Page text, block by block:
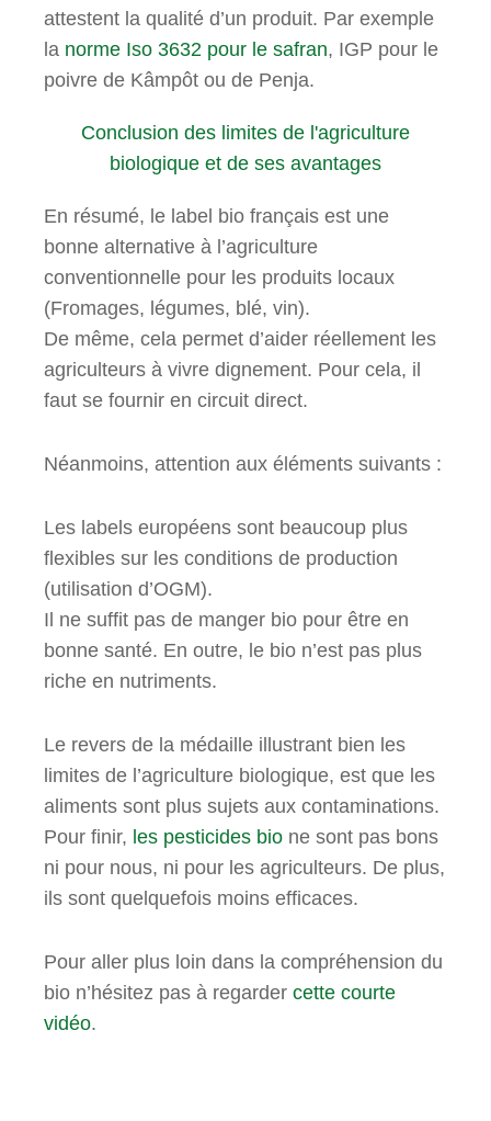
attestent la qualité d’un produit. Par exemple
la norme Iso 3632 pour le safran, IGP pour le
poivre de Kâmpôt ou de Penja.
Conclusion des limites de l'agriculture
biologique et de ses avantages
En résumé, le label bio français est une
bonne alternative à l’agriculture
conventionnelle pour les produits locaux
(Fromages, légumes, blé, vin).
De même, cela permet d’aider réellement les
agriculteurs à vivre dignement. Pour cela, il
faut se fournir en circuit direct.
Néanmoins, attention aux éléments suivants :
Les labels européens sont beaucoup plus
flexibles sur les conditions de production
(utilisation d’OGM).
Il ne suffit pas de manger bio pour être en
bonne santé. En outre, le bio n’est pas plus
riche en nutriments.
Le revers de la médaille illustrant bien les
limites de l’agriculture biologique, est que les
aliments sont plus sujets aux contaminations.
Pour finir, les pesticides bio ne sont pas bons
ni pour nous, ni pour les agriculteurs. De plus,
ils sont quelquefois moins efficaces.
Pour aller plus loin dans la compréhension du
bio n’hésitez pas à regarder cette courte
vidéo.